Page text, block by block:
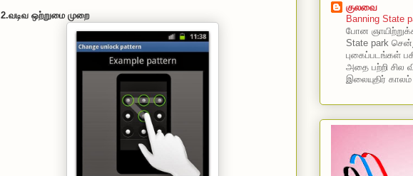
2.வடிவ ஒற்றுமை முறை
குலவை
Banning State
போன
State park
புகைப்படங்கள்
அதை பற்றி சில
இலையுதிர்